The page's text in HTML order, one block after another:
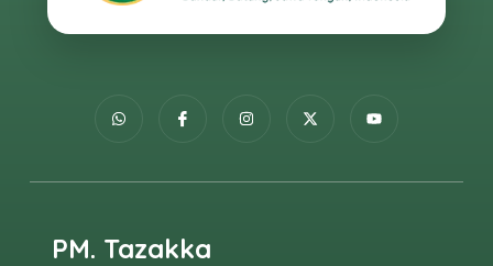
PM. Tazakka